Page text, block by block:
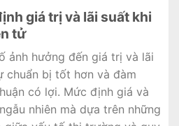
giá trị và lãi suất khi
tử
ảnh hưởng đến giá trị và lãi
chuẩn bị tốt hơn và đàm
có lợi. Mức định giá và
nhiên mà dựa trên những